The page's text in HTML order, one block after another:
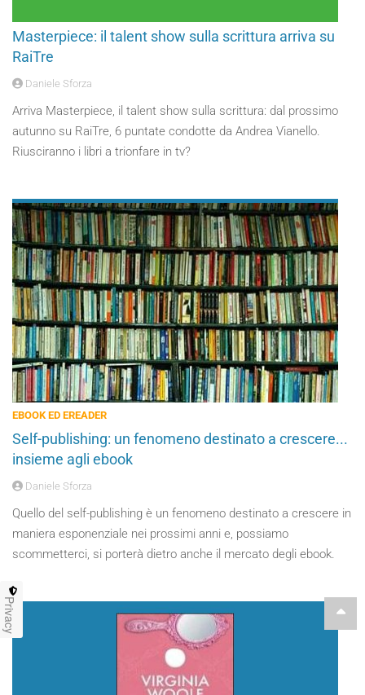
Masterpiece: il talent show sulla scrittura arriva su
RaiTre
Daniele Sforza
Arriva Masterpiece, il talent show sulla scrittura: dal prossimo
autunno su RaiTre, 6 puntate condotte da Andrea Vianello.
Riusciranno i libri a trionfare in tv?
EBOOK ED EREADER
Self-publishing: un fenomeno destinato a crescere...
insieme agli ebook
Daniele Sforza
Quello del self-publishing è un fenomeno destinato a crescere in
maniera esponenziale nei prossimi anni e, possiamo
scommetterci, si porterà dietro anche il mercato degli ebook.
Privacy